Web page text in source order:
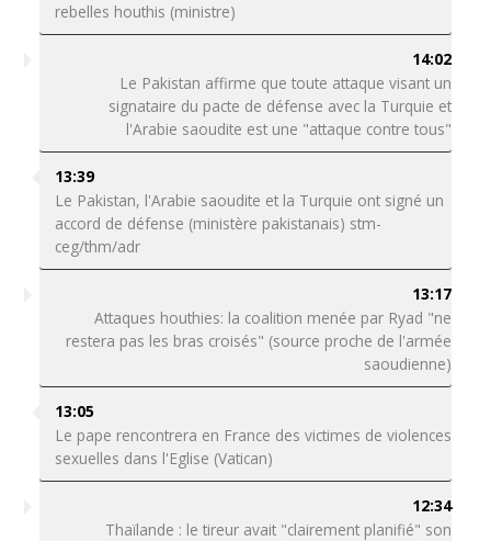
rebelles houthis (ministre)
14:02
Le Pakistan affirme que toute attaque visant un
signataire du pacte de défense avec la Turquie et
l'Arabie saoudite est une "attaque contre tous"
13:39
Le Pakistan, l'Arabie saoudite et la Turquie ont signé un
accord de défense (ministère pakistanais) stm-
ceg/thm/adr
13:17
Attaques houthies: la coalition menée par Ryad "ne
restera pas les bras croisés" (source proche de l'armée
saoudienne)
13:05
Le pape rencontrera en France des victimes de violences
sexuelles dans l'Eglise (Vatican)
12:34
Thaïlande : le tireur avait "clairement planifié" son